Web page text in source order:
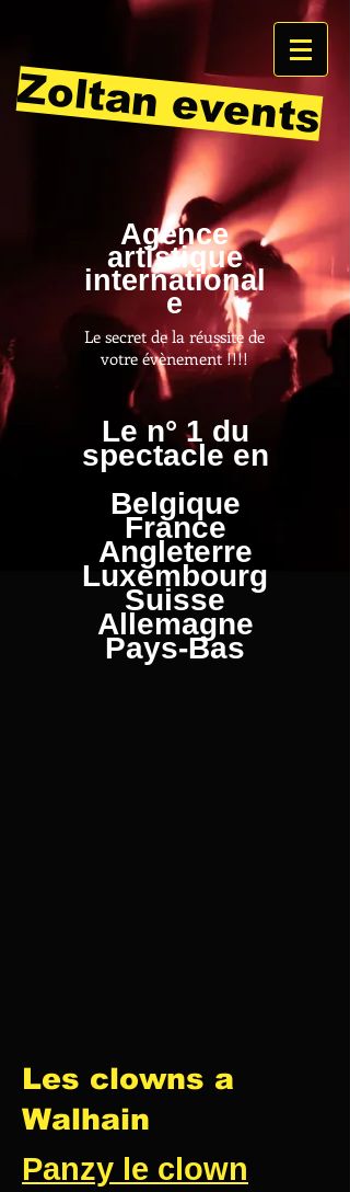
Zoltan events
Agence
artistique
international
e
Le secret de la réussite de
votre évènement !!!!
Le n° 1 du
spectacle en
Belgique
France
Angleterre
Luxembourg
Suisse
Allemagne
Pays-Bas
Les clowns a
Walhain
Panzy le clown